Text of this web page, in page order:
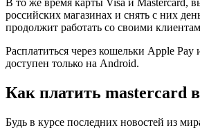
В то же время карты Visa и Mastercard,
российских магазинах и снять с них
продолжит работать со своими
Расплатиться через кошельки Apple
доступен только на Android.
Как платить mastercard
Будь в курсе последних новостей из